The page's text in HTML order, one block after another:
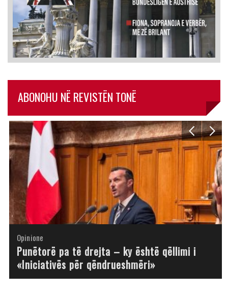
ABONOHU NË REVISTËN TONË
Opinione
Opinione
Punëtorë pa të drejta – ky është qëllimi i
«Iniciativës për qëndrueshmëri»
Opinione
Opinione
Opinione
Opinione
Opinione
Opinione